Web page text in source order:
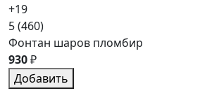
+19
5(460)
Фонтан шаров пломбир
930₽
Добавить